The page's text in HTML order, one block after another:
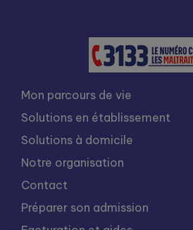
Mon parcours de vie
Solutions en établissement
Solutions à domicile
Notre organisation
Contact
Préparer son admission